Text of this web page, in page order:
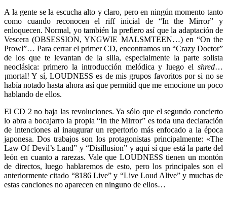
A la gente se la escucha alto y claro, pero en ningún momento tanto
como cuando reconocen el riff inicial de “In the Mirror” y
enloquecen. Normal, yo también la prefiero así que la adaptación de
Vescera (OBSESSION, YNGWIE MALSMTEEN…) en “On the
Prowl”… Para cerrar el primer CD, encontramos un “Crazy Doctor”
de los que te levantan de la silla, especialmente la parte solista
neoclásica: primero la introducción melódica y luego el shred…
¡mortal! Y sí, LOUDNESS es de mis grupos favoritos por si no se
había notado hasta ahora así que permitid que me emocione un poco
hablando de ellos.
El CD 2 no baja las revoluciones. Ya sólo que el segundo concierto
lo abra a bocajarro la propia “In the Mirror” es toda una declaración
de intenciones al inaugurar un repertorio más enfocado a la época
japonesa. Dos trabajos son los protagonistas principalmente: «The
Law Of Devil’s Land” y “Disillusion” y aquí sí que está la parte del
león en cuanto a rarezas. Vale que LOUDNESS tienen un montón
de directos, luego hablaremos de esto, pero los principales son el
anteriormente citado “8186 Live” y “Live Loud Alive” y muchas de
estas canciones no aparecen en ninguno de ellos…